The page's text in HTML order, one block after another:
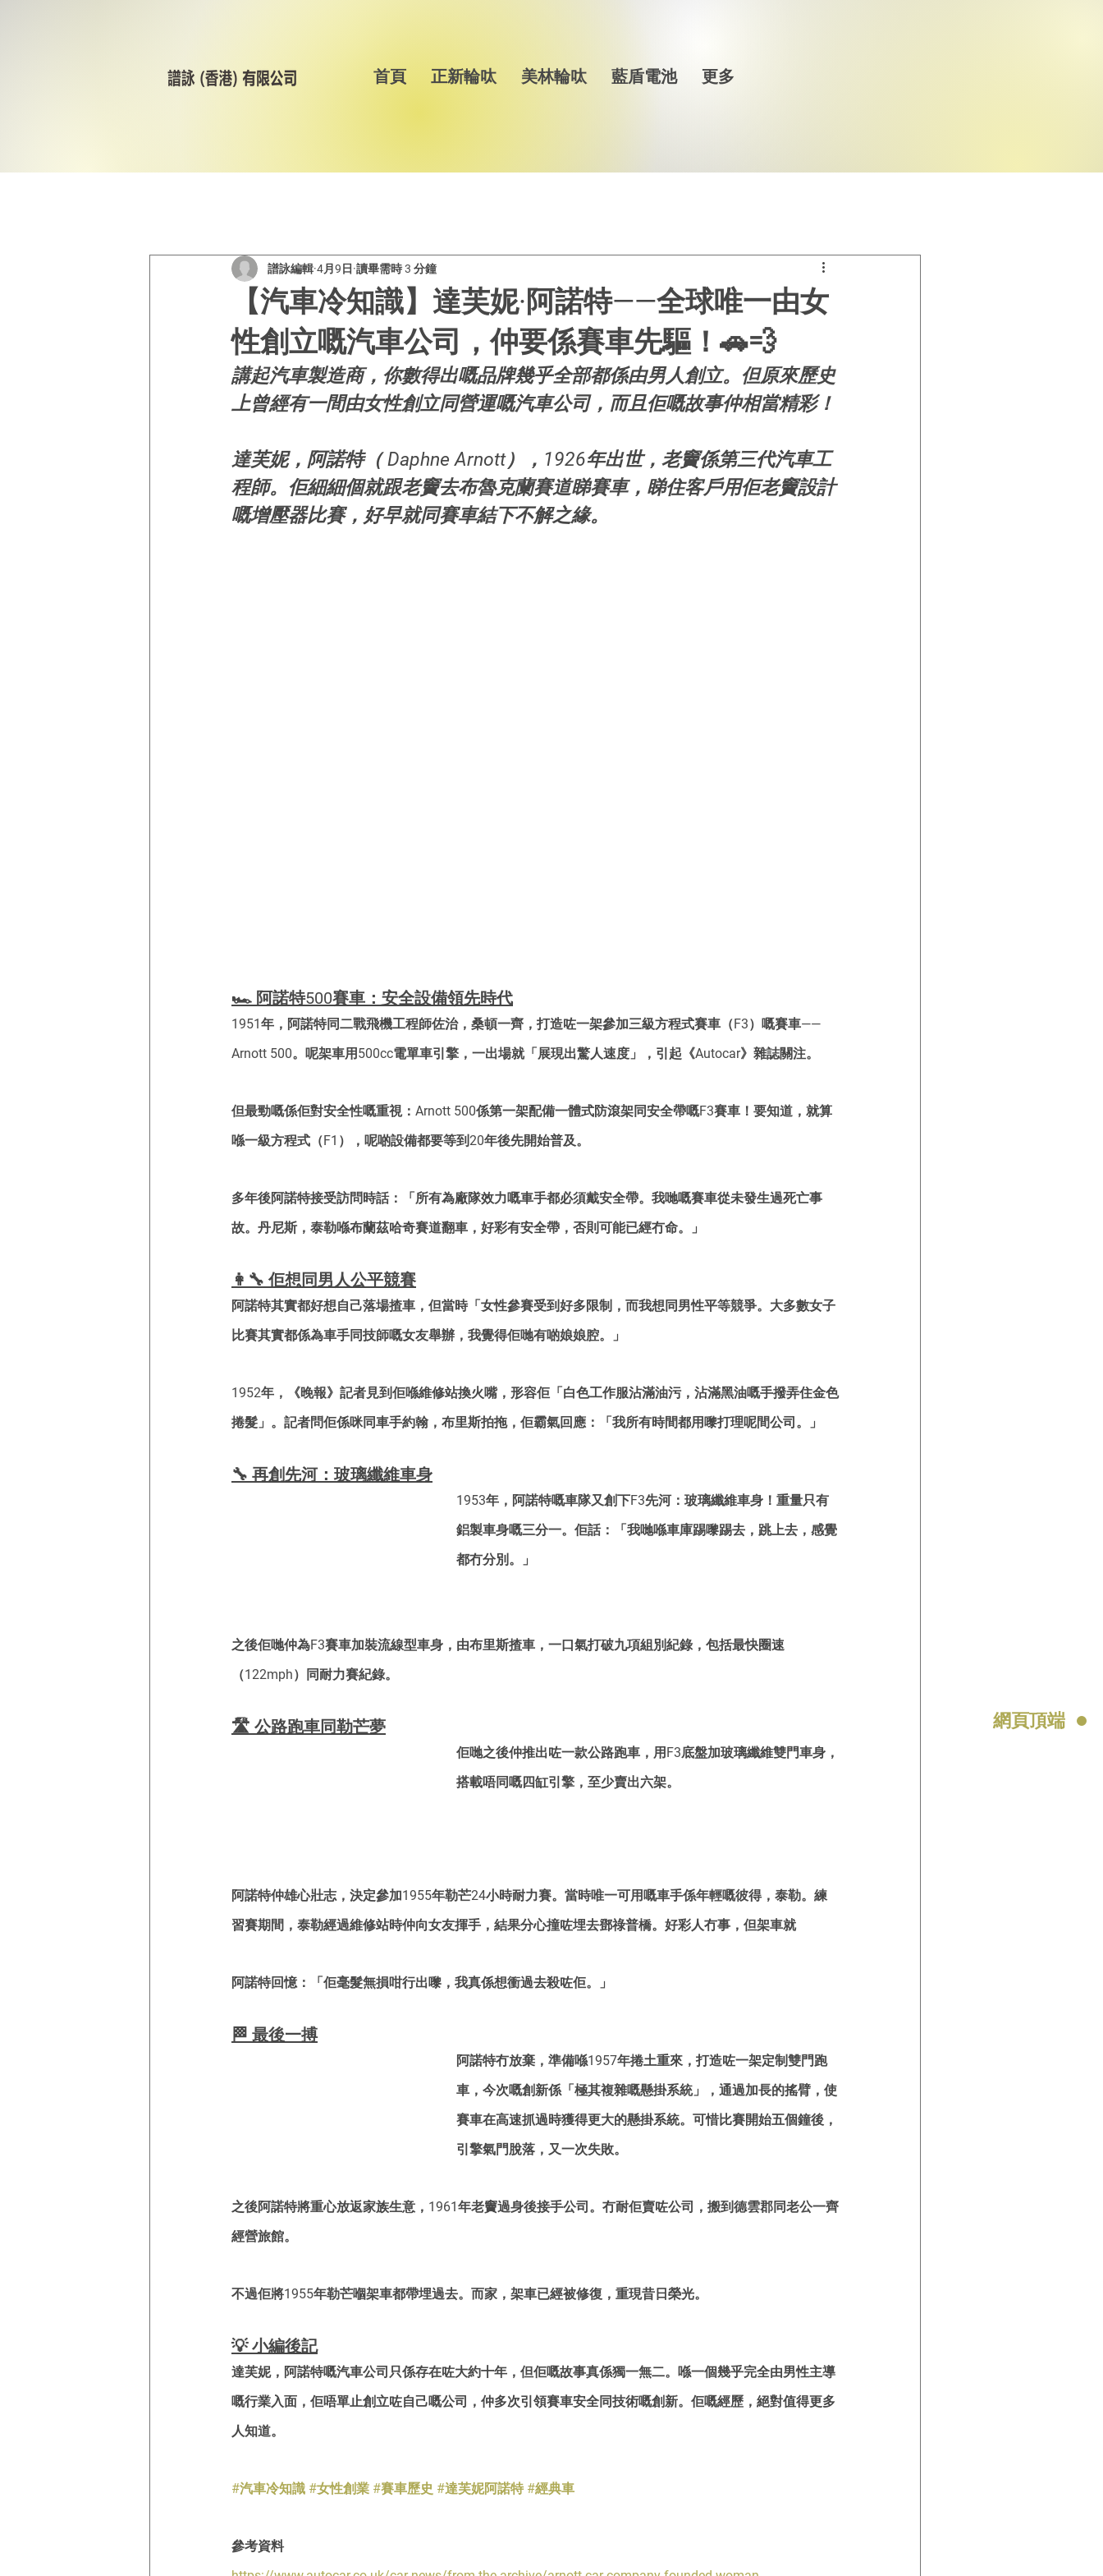
首頁 正新輪呔 美林輪呔 藍盾電池 更多
網頁頂端
【汽車冷知識】達芙妮·阿諾特——全球唯一由女
性創立嘅汽車公司，仲要係賽車先驅！🚗💨
譜詠編輯 4月9日 讀畢需時 3 分鐘
講起汽車製造商，你數得出嘅品牌幾乎全部都係由男人創立。但原來歷史
上曾經有一間由女性創立同營運嘅汽車公司，而且佢嘅故事仲相當精彩！
達芙妮，阿諾特（ Daphne Arnott），1926年出世，老竇係第三代汽車工
程師。佢細細個就跟老竇去布魯克蘭賽道睇賽車，睇住客戶用佢老竇設計
嘅增壓器比賽，好早就同賽車結下不解之緣。
🏎️ 阿諾特500賽車：安全設備領先時代
1951年，阿諾特同二戰飛機工程師佐治，桑頓一齊，打造咗一架參加三級方程式賽車（F3）嘅賽車——
Arnott 500。呢架車用500cc電單車引擎，一出場就「展現出驚人速度」，引起《Autocar》雜誌關注。
但最勁嘅係佢對安全性嘅重視：Arnott 500係第一架配備一體式防滾架同安全帶嘅F3賽車！要知道，就算
喺一級方程式（F1），呢啲設備都要等到20年後先開始普及。
多年後阿諾特接受訪問時話：「所有為廠隊效力嘅車手都必須戴安全帶。我哋嘅賽車從未發生過死亡事
故。丹尼斯，泰勒喺布蘭茲哈奇賽道翻車，好彩有安全帶，否則可能已經冇命。」
👩‍🔧 佢想同男人公平競賽
阿諾特其實都好想自己落場揸車，但當時「女性參賽受到好多限制，而我想同男性平等競爭。大多數女子
比賽其實都係為車手同技師嘅女友舉辦，我覺得佢哋有啲娘娘腔。」
1952年，《晚報》記者見到佢喺維修站換火嘴，形容佢「白色工作服沾滿油污，沾滿黑油嘅手撥弄住金色
捲髮」。記者問佢係咪同車手約翰，布里斯拍拖，佢霸氣回應：「我所有時間都用嚟打理呢間公司。」
🔧 再創先河：玻璃纖維車身
1953年，阿諾特嘅車隊又創下F3先河：玻璃纖維車身！重量只有
鋁製車身嘅三分一。佢話：「我哋喺車庫踢嚟踢去，跳上去，感覺
都冇分別。」
之後佢哋仲為F3賽車加裝流線型車身，由布里斯揸車，一口氣打破九項組別紀錄，包括最快圈速
（122mph）同耐力賽紀錄。
🛣️ 公路跑車同勒芒夢
佢哋之後仲推出咗一款公路跑車，用F3底盤加玻璃纖維雙門車身，
搭載唔同嘅四缸引擎，至少賣出六架。
阿諾特仲雄心壯志，決定參加1955年勒芒24小時耐力賽。當時唯一可用嘅車手係年輕嘅彼得，泰勒。練
習賽期間，泰勒經過維修站時仲向女友揮手，結果分心撞咗埋去鄧祿普橋。好彩人冇事，但架車就
阿諾特回憶：「佢毫髮無損咁行出嚟，我真係想衝過去殺咗佢。」
🏁 最後一搏
阿諾特冇放棄，準備喺1957年捲土重來，打造咗一架定制雙門跑
車，今次嘅創新係「極其複雜嘅懸掛系統」，通過加長的搖臂，使
賽車在高速抓過時獲得更大的懸掛系統。可惜比賽開始五個鐘後，
引擎氣門脫落，又一次失敗。
之後阿諾特將重心放返家族生意，1961年老竇過身後接手公司。冇耐佢賣咗公司，搬到德雲郡同老公一齊
經營旅館。
不過佢將1955年勒芒嗰架車都帶埋過去。而家，架車已經被修復，重現昔日榮光。
💡 小編後記
達芙妮，阿諾特嘅汽車公司只係存在咗大約十年，但佢嘅故事真係獨一無二。喺一個幾乎完全由男性主導
嘅行業入面，佢唔單止創立咗自己嘅公司，仲多次引領賽車安全同技術嘅創新。佢嘅經歷，絕對值得更多
人知道。
#汽車冷知識 #女性創業 #賽車歷史 #達芙妮阿諾特 #經典車
參考資料